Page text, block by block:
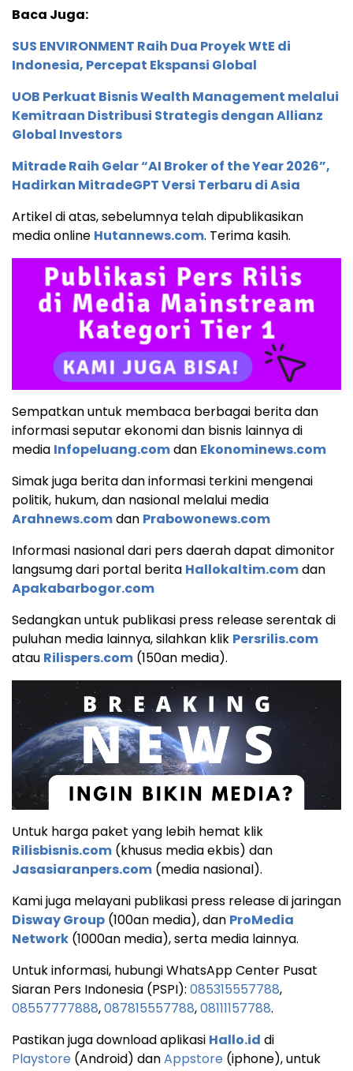
Baca Juga:
SUS ENVIRONMENT Raih Dua Proyek WtE di
Indonesia, Percepat Ekspansi Global
UOB Perkuat Bisnis Wealth Management melalui
Kemitraan Distribusi Strategis dengan Allianz
Global Investors
Mitrade Raih Gelar “AI Broker of the Year 2026”,
Hadirkan MitradeGPT Versi Terbaru di Asia
Artikel di atas, sebelumnya telah dipublikasikan
media online Hutannews.com. Terima kasih.
Sempatkan untuk membaca berbagai berita dan
informasi seputar ekonomi dan bisnis lainnya di
media Infopeluang.comdan Ekonominews.com
Simak juga berita dan informasi terkini mengenai
politik, hukum, dan nasional melalui media
Arahnews.comdan Prabowonews.com
Informasi nasional dari pers daerah dapat dimonitor
langsumg dari portal berita Hallokaltim.comdan
Apakabarbogor.com
Sedangkan untuk publikasi press release serentak di
puluhan media lainnya, silahkan klik Persrilis.com
atau Rilispers.com (150an media).
Untuk harga paket yang lebih hemat klik
Rilisbisnis.com (khusus media ekbis) dan
Jasasiaranpers.com (media nasional).
Kami juga melayani publikasi press release di jaringan
Disway Group (100an media), dan ProMedia
Network (1000an media), serta media lainnya.
Untuk informasi, hubungi WhatsApp Center Pusat
Siaran Pers Indonesia (PSPI): 085315557788,
08557777888,087815557788,08111157788.
Pastikan juga download aplikasi Hallo.id di
Playstore (Android) danAppstore (iphone), untuk